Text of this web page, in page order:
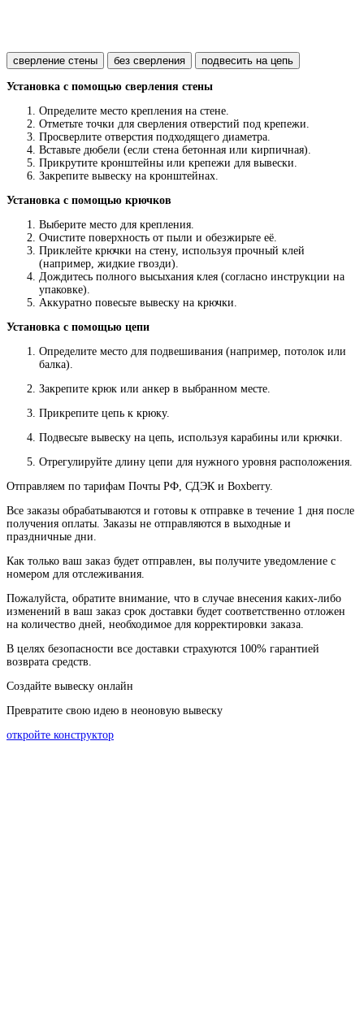
сверление стены без сверления подвесить на цепь
Установка с помощью сверления стены
Определите место крепления на стене.
Отметьте точки для сверления отверстий под крепежи.
Просверлите отверстия подходящего диаметра.
Вставьте дюбели (если стена бетонная или кирпичная).
Прикрутите кронштейны или крепежи для вывески.
Закрепите вывеску на кронштейнах.
Установка с помощью крючков
Выберите место для крепления.
Очистите поверхность от пыли и обезжирьте её.
Приклейте крючки на стену, используя прочный клей
(например, жидкие гвозди).
Дождитесь полного высыхания клея (согласно инструкции на
упаковке).
Аккуратно повесьте вывеску на крючки.
Установка с помощью цепи
Определите место для подвешивания (например, потолок или
балка).
Закрепите крюк или анкер в выбранном месте.
Прикрепите цепь к крюку.
Подвесьте вывеску на цепь, используя карабины или крючки.
Отрегулируйте длину цепи для нужного уровня расположения.
Отправляем по тарифам Почты РФ, СДЭК и Boxberry.
Все заказы обрабатываются и готовы к отправке в течение 1 дня после
получения оплаты Заказы не отправляются в выходные и
праздничные дни
Как только ваш заказ будет отправлен вы получите уведомление с
номером для отслеживания
Пожалуйста , обратите внимание что в случае внесения каких-либо
изменений в ваш заказ срок доставки будет соответственно отложен
на количество дней необходимое для корректировки заказа
В целях безопасности все доставки страхуются 100% гарантией
возврата средств.
Создайте вывеску онлайн
Превратите свою идею в неоновую вывеску
откройте конструктор